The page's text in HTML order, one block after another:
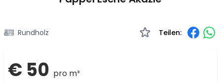
Rundholz Teilen:
€ 50 pro m³